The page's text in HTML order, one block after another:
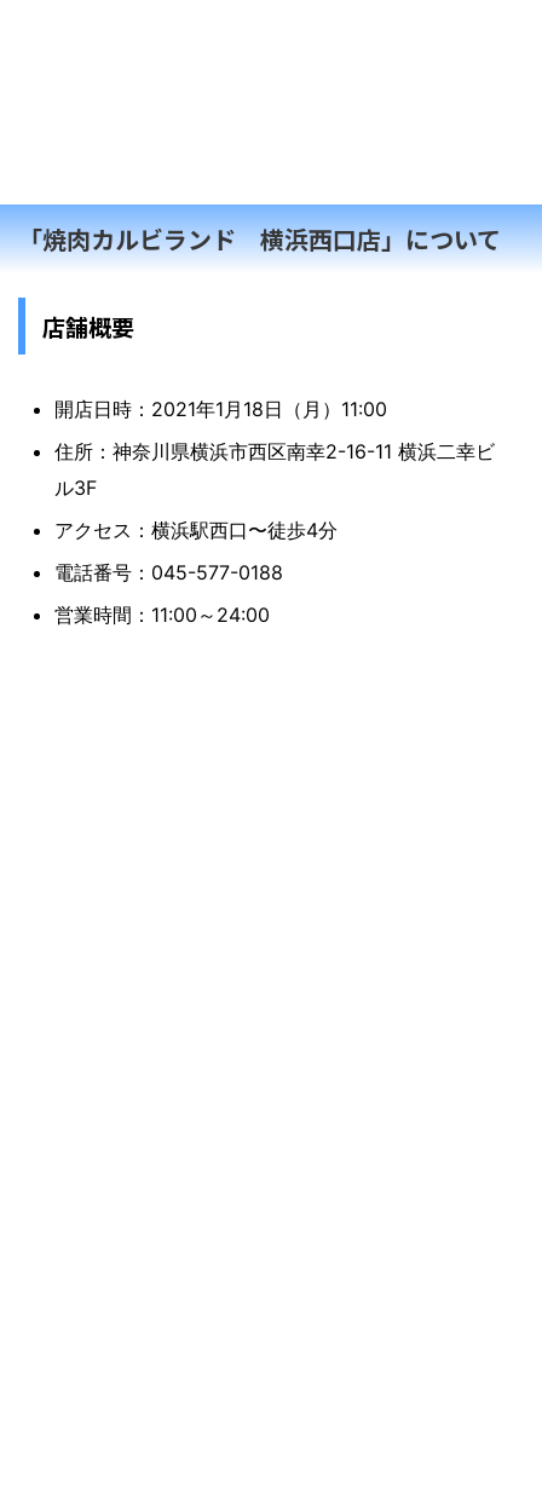
「焼肉カルビランド 横浜西口店」について
店舗概要
開店日時：2021年1月18日（月）11:00
住所：神奈川県横浜市西区南幸2-16-11 横浜二幸ビ
ル3F
アクセス：横浜駅西口〜徒歩4分
電話番号：045-577-0188
営業時間：11:00～24:00